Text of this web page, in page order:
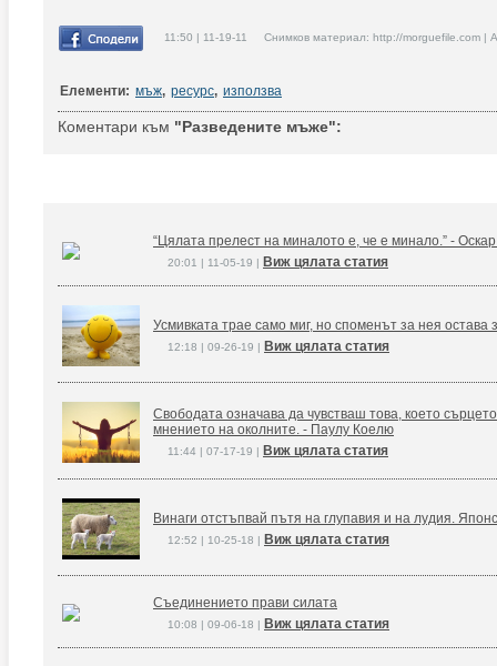
11:50 | 11-19-11 Снимков материал: http://morguefile.com |
Елементи: мъж, ресурс, използва
Коментари към "Разведените мъже":
“Цялата прелест на миналото е, че е минало.” -
20:01 | 11-05-19 | Виж цялата статия
Усмивката трае само миг, но споменът за нея остава
12:18 | 09-26-19 | Виж цялата статия
Свободата означава да чувстваш това, което
мнението на околните. - Паулу Коелю
11:44 | 07-17-19 | Виж цялата статия
Винаги отстъпвай пътя на глупавия и на лудия.
12:52 | 10-25-18 | Виж цялата статия
Съединението прави силата
10:08 | 09-06-18 | Виж цялата статия